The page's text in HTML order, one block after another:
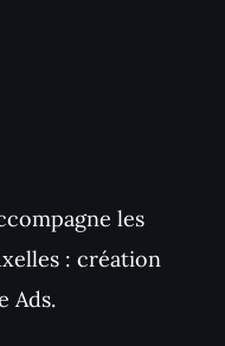
les
: création
Ads.